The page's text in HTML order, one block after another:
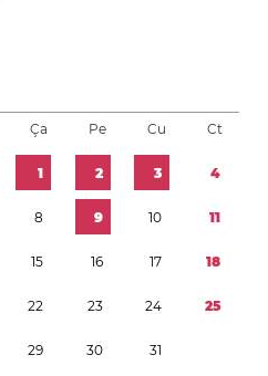
Ça Pe Cu Ct
1 2 3 4
8 9 10 11
15 16 17 18
22 23 24 25
29 30 31